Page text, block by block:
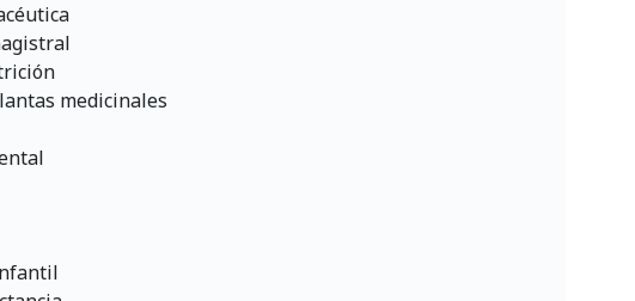
medicinales